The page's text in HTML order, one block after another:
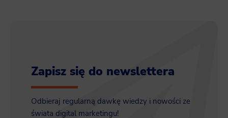
Zapisz się do newslettera
Odbieraj regularną dawkę wiedzy i nowości ze
świata digital marketingu!